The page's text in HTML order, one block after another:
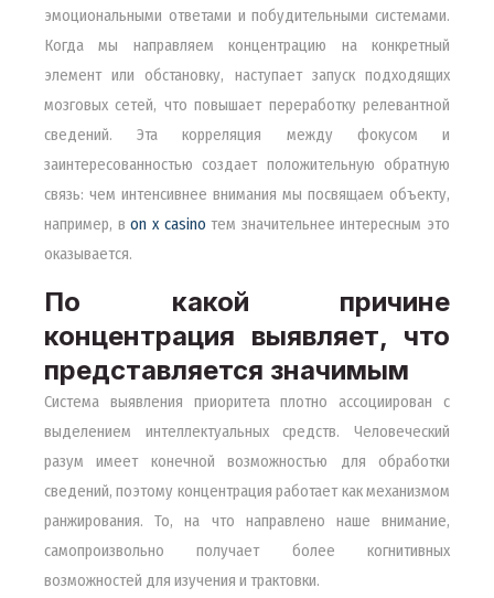
эмоциональными ответами и побудительными системами.
Когда мы направляем концентрацию на конкретный
элемент или обстановку, наступает запуск подходящих
мозговых сетей, что повышает переработку релевантной
сведений. Эта корреляция между фокусом и
заинтересованностью создает положительную обратную
связь: чем интенсивнее внимания мы посвящаем объекту,
например, вon x casino тем значительнее интересным это
оказывается.
По какой причине
концентрация выявляет, что
представляется значимым
Система выявления приоритета плотно ассоциирован с
выделением интеллектуальных средств. Человеческий
разум имеет конечной возможностью для обработки
сведений, поэтому концентрация работает как механизмом
ранжирования. То, на что направлено наше внимание,
самопроизвольно получает более когнитивных
возможностей для изучения и трактовки.